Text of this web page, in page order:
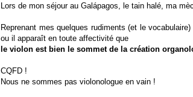
Lors de mon séjour au Galápagos, le tain halé, ma
Reprenant mes quelques rudiments (et le
ou il apparaît en toute affectivité que
le violon est bien le sommet de la création
CQFD !
Nous ne sommes pas violonologue en vain !